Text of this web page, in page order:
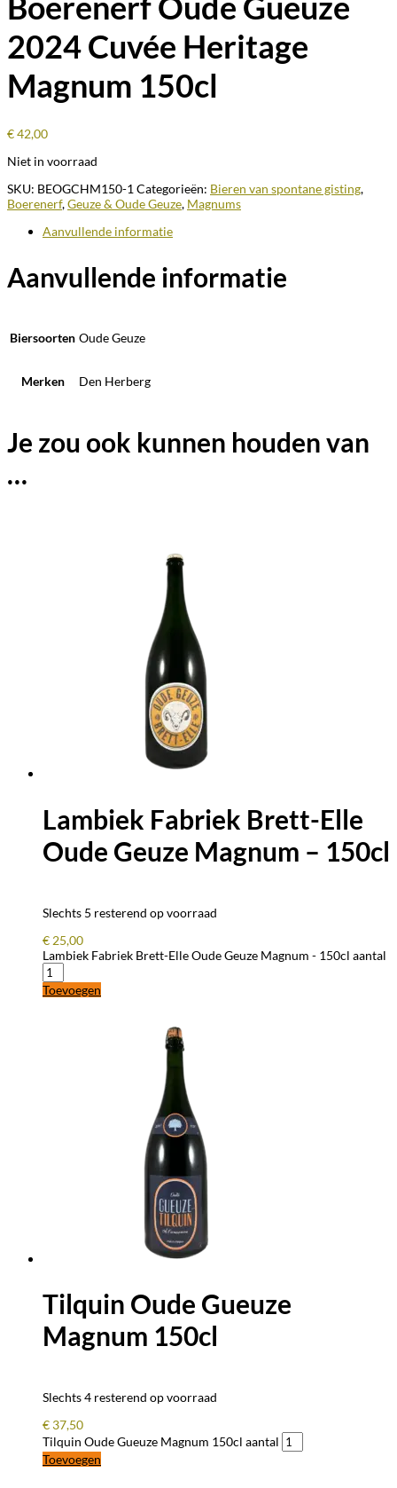
2024 Cuvée Heritage
Magnum 150cl
€42,00
Niet in voorraad
SKU: BEOGCHM150-1 Categorieën: Bieren van spontane gisting,
Boerenerf,Geuze & Oude Geuze, Magnums
Aanvullende informatie
Aanvullende informatie
Biersoorten Oude Geuze
Merken Den Herberg
Je zou ook kunnen houden van
…
Lambiek Fabriek Brett-Elle
Oude Geuze Magnum – 150cl
Slechts 5 resterend op voorraad
€ 25,00
Lambiek Fabriek Brett-Elle Oude Geuze Magnum - 150cl aantal
Toevoegen
Tilquin Oude Gueuze
Magnum 150cl
Slechts 4 resterend op voorraad
€ 37,50
Tilquin Oude Gueuze Magnum 150cl aantal
Toevoegen